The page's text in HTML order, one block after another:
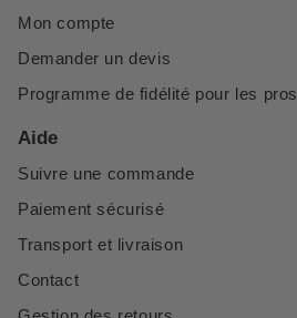
Mon compte
Demander un devis
Programme de fidélité pour les pros
Aide
Suivre une commande
Paiement sécurisé
Transport et livraison
Contact